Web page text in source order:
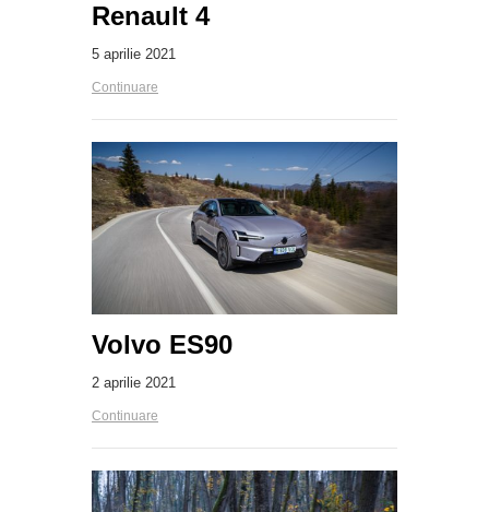
Renault 4
5 aprilie 2021
Continuare
Volvo ES90
2 aprilie 2021
Continuare